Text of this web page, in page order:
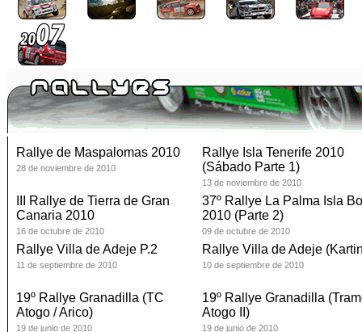
Rallye de Maspalomas 2010
28 de noviembre de 2010
Rallye Isla Tenerife 2010
(Sábado Parte 1)
13 de noviembre de 2010
III Rallye de Tierra de Gran
Canaria 2010
16 de octubre de 2010
37º Rallye La Palma Isla
2010 (Parte 2)
09 de octubre de 2010
Rallye Villa de Adeje P.2
11 de septiembre de 2010
Rallye Villa de Adeje
10 de septiembre de 2010
19º Rallye Granadilla (TC
Atogo / Arico)
19 de junio de 2010
19º Rallye Granadilla
Atogo II)
19 de junio de 2010